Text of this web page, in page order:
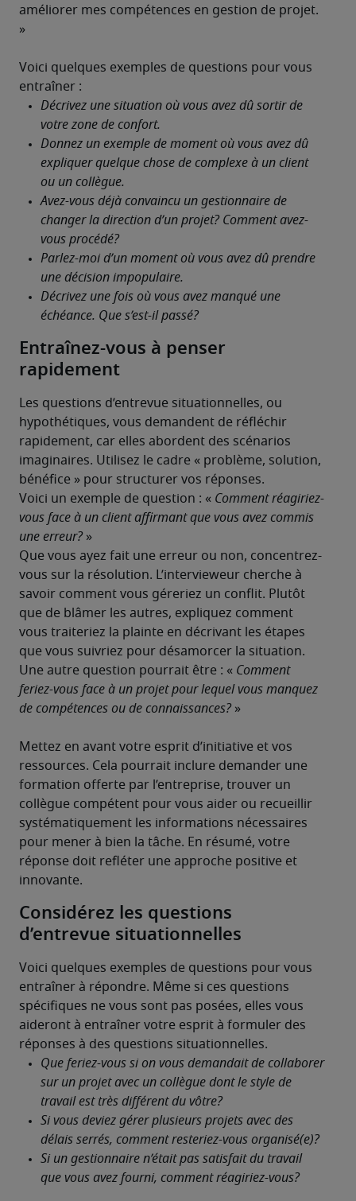
améliorer mes compétences en gestion de projet.
»
Voici quelques exemples de questions pour vous
entraîner :
Entraînez-vous à penser
rapidement
Les questions d’entrevue situationnelles, ou
hypothétiques, vous demandent de réfléchir
rapidement, car elles abordent des scénarios
imaginaires. Utilisez le cadre « problème, solution,
bénéfice » pour structurer vos réponses.
Voici un exemple de question : « Comment réagiriez-
vous face à un client affirmant que vous avez commis
une erreur? »
Que vous ayez fait une erreur ou non, concentrez-
vous sur la résolution. L’intervieweur cherche à
savoir comment vous géreriez un conflit. Plutôt
que de blâmer les autres, expliquez comment
vous traiteriez la plainte en décrivant les étapes
que vous suivriez pour désamorcer la situation.
Une autre question pourrait être : « Comment
feriez-vous face à un projet pour lequel vous manquez
de compétences ou de connaissances? »
Mettez en avant votre esprit d’initiative et vos
ressources. Cela pourrait inclure demander une
formation offerte par l’entreprise, trouver un
collègue compétent pour vous aider ou recueillir
systématiquement les informations nécessaires
pour mener à bien la tâche. En résumé, votre
réponse doit refléter une approche positive et
innovante.
Considérez les questions
d’entrevue situationnelles
Voici quelques exemples de questions pour vous
entraîner à répondre. Même si ces questions
spécifiques ne vous sont pas posées, elles vous
aideront à entraîner votre esprit à formuler des